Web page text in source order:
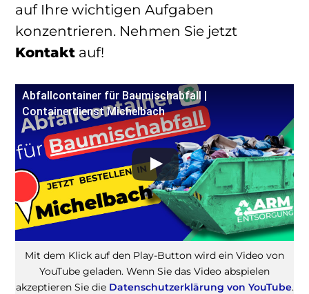
auf Ihre wichtigen Aufgaben
konzentrieren. Nehmen Sie jetzt
Kontakt auf!
Abfallcontainer für Baumischabfall |
Containerdienst Michelbach
Mit dem Klick auf den Play-Button wird ein Video von
YouTube geladen. Wenn Sie das Video abspielen
akzeptieren Sie die Datenschutzerklärung von YouTube.